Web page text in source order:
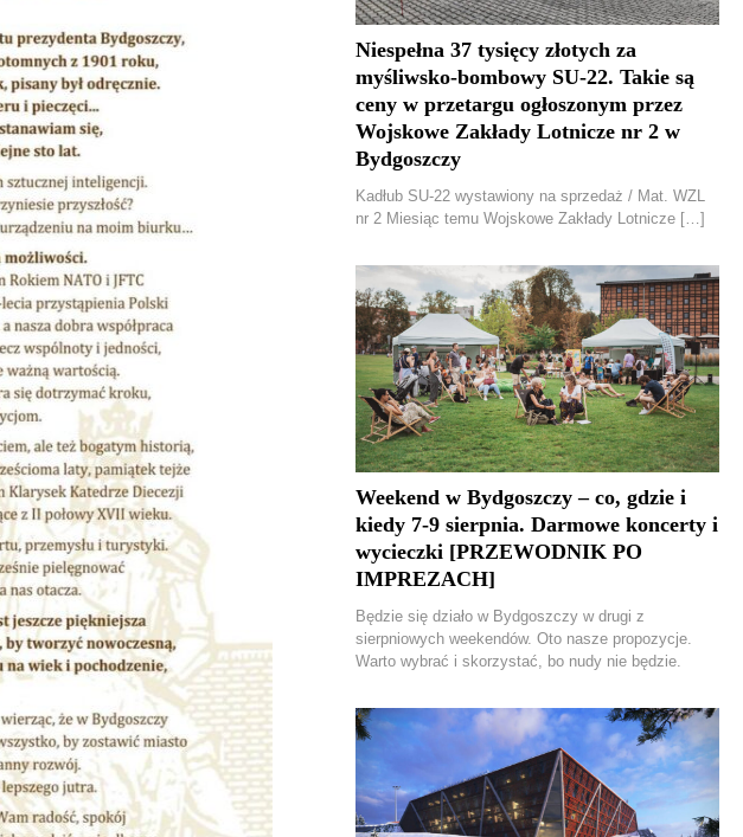
Niespełna 37 tysięcy złotych za
myśliwsko-bombowy SU-22. Takie są
ceny w przetargu ogłoszonym przez
Wojskowe Zakłady Lotnicze nr 2 w
Bydgoszczy
Kadłub SU-22 wystawiony na sprzedaż / Mat. WZL
nr 2 Miesiąc temu Wojskowe Zakłady Lotnicze […]
Weekend w Bydgoszczy – co, gdzie i
kiedy 7-9 sierpnia. Darmowe koncerty i
wycieczki [PRZEWODNIK PO
IMPREZACH]
Będzie się działo w Bydgoszczy w drugi z
sierpniowych weekendów. Oto nasze propozycje.
Warto wybrać i skorzystać, bo nudy nie będzie.